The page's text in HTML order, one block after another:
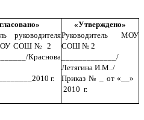
руководителя
СОШ № 2
Краснова
г.
«Утверждено»
Руководитель МОУ
СОШ № 2
_____________/
Летягина И.М../
Приказ № _ от «__»
2010 г.